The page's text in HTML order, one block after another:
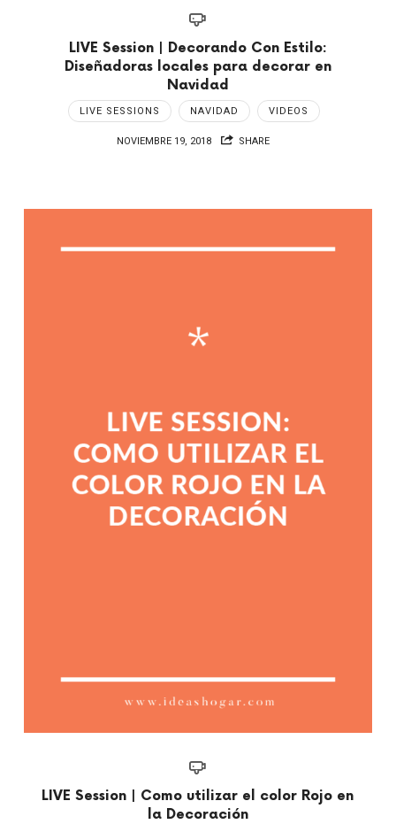
LIVE Session | Decorando Con Estilo:
Diseñadoras locales para decorar en
Navidad
LIVE SESSIONS NAVIDAD VIDEOS
NOVIEMBRE 19, 2018 SHARE
LIVE Session | Como utilizar el color Rojo en
la Decoración